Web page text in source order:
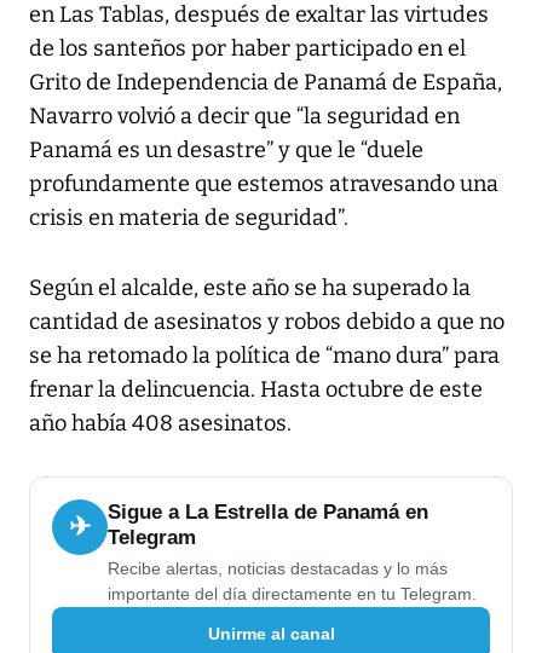
en Las Tablas, después de exaltar las virtudes
de los santeños por haber participado en el
Grito de Independencia de Panamá de España,
Navarro volvió a decir que “la seguridad en
Panamá es un desastre” y que le “duele
profundamente que estemos atravesando una
crisis en materia de seguridad”.
Según el alcalde, este año se ha superado la
cantidad de asesinatos y robos debido a que no
se ha retomado la política de “mano dura” para
frenar la delincuencia. Hasta octubre de este
año había 408 asesinatos.
✈
Sigue a La Estrella de Panamá en
Telegram
Recibe alertas, noticias destacadas y lo más
importante del día directamente en tu Telegram.
Unirme al canal